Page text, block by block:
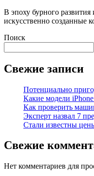
В эпоху бурного развития
искусственно созданные
Поиск
Свежие записи
Потенциально
Какие модели
Как проверить
Эксперт назвал 7
Стали известны
Свежие
Нет комментариев для